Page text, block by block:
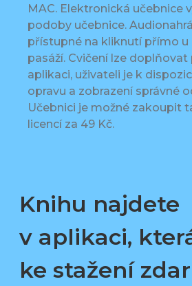
MAC. Elektronická učebnice
podoby učebnice.
přístupné na kliknutí přímo u
pasáží. Cvičení lze
aplikaci, uživateli je k
opravu a zobrazení správné
Učebnici je možné zakoupit
licencí za 49 Kč.
Knihu najdete
v aplikaci,
ke stažení